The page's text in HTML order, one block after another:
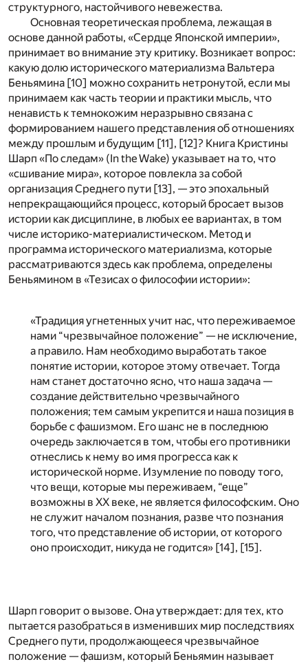
структурного, настойчивого невежества.
Основная теоретическая проблема, лежащая в
основе данной работы, «Сердце Японской империи»,
принимает во внимание эту критику. Возникает вопрос:
какую долю исторического материализма Вальтера
Беньямина [10] можно сохранить нетронутой, если мы
принимаем как часть теории и практики мысль, что
ненависть к темнокожим неразрывно связана с
формированием нашего представления об отношениях
между прошлым и будущим [11], [12]? Книга Кристины
Шарп «По следам» (In the Wake) указывает на то, что
«сшивание мира», которое повлекла за собой
организация Среднего пути [13], — это эпохальный
непрекращающийся процесс, который бросает вызов
истории как дисциплине, в любых ее вариантах, в том
числе историко-материалистическом. Метод и
программа исторического материализма, которые
рассматриваются здесь как проблема, определены
Беньямином в «Тезисах о философии истории»:
«Традиция угнетенных учит нас, что переживаемое
нами “чрезвычайное положение” — не исключение,
а правило. Нам необходимо выработать такое
понятие истории, которое этому отвечает. Тогда
нам станет достаточно ясно, что наша задача —
создание действительно чрезвычайного
положения; тем самым укрепится и наша позиция в
борьбе с фашизмом. Его шанс не в последнюю
очередь заключается в том, чтобы его противники
отнеслись к нему во имя прогресса как к
исторической норме. Изумление по поводу того,
что вещи, которые мы переживаем, “еще”
возможны в ХХ веке, не является философским. Оно
не служит началом познания, разве что познания
того, что представление об истории, от которого
оно происходит, никуда не годится» [14], [15].
Шарп говорит о вызове. Она утверждает: для тех, кто
пытается разобраться в изменивших мир последствиях
Среднего пути, продолжающееся чрезвычайное
положение — фашизм, который Беньямин называет